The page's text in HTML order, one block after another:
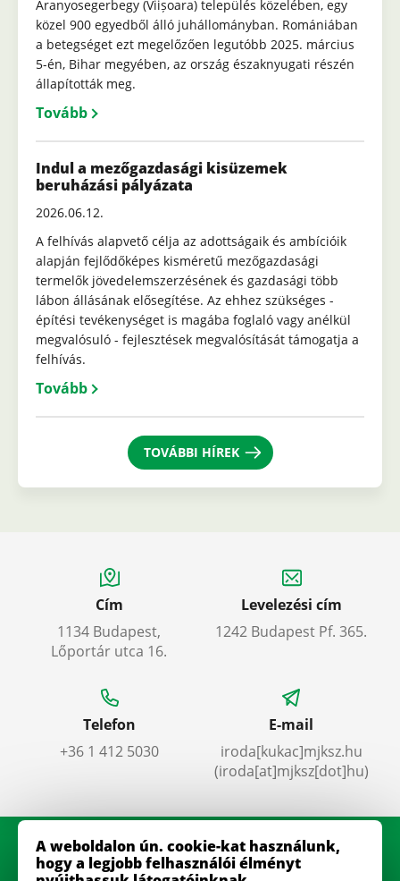
Aranyosegerbegy (Viișoara) település közelében, egy
közel 900 egyedből álló juhállományban. Romániában
a betegséget ezt megelőzően legutóbb 2025. március
5-én, Bihar megyében, az ország északnyugati részén
állapították meg.
Tovább
Indul a mezőgazdasági kisüzemek
beruházási pályázata
2026.06.12.
A felhívás alapvető célja az adottságaik és ambícióik
alapján fejlődőképes kisméretű mezőgazdasági
termelők jövedelemszerzésének és gazdasági több
lábon állásának elősegítése. Az ehhez szükséges -
építési tevékenységet is magába foglaló vagy anélkül
megvalósuló - fejlesztések megvalósítását támogatja a
felhívás.
Tovább
TOVÁBBI HÍREK
Cím
1134 Budapest,
Lőportár utca 16.
Levelezési cím
1242 Budapest Pf. 365.
Telefon
+36 1 412 5030
E-mail
iroda[kukac]mjksz.hu
(iroda[at]mjksz[dot]hu)
A weboldalon ún. cookie-kat használunk,
hogy a legjobb felhasználói élményt